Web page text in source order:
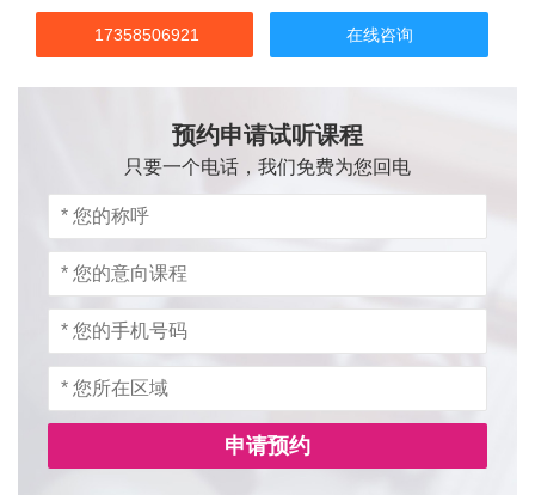
17358506921 在线咨询
预约申请试听课程
只要一个电话，我们免费为您回电
申请预约